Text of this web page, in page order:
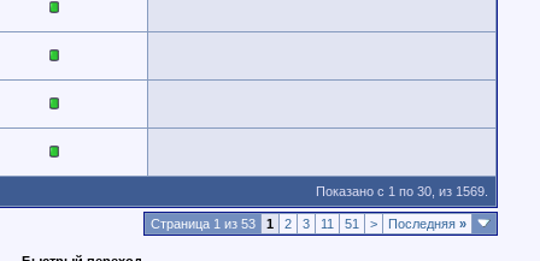
Показано с 1 по 30, из 1569.
Страница 1 из 53 1 2 3 11 51 > Последняя »